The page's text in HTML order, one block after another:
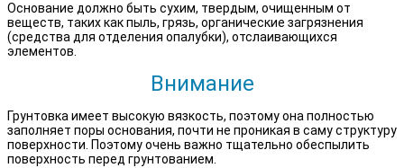
Основание должно быть сухим, твердым, очищенным от
веществ, таких как пыль, грязь, органические загрязнения
(средства для отделения опалубки), отслаивающихся
элементов.
Внимание
Грунтовка имеет высокую вязкость, поэтому она полностью
заполняет поры основания, почти не проникая в саму структуру
поверхности. Поэтому очень важно тщательно обеспылить
поверхность перед грунтованием.